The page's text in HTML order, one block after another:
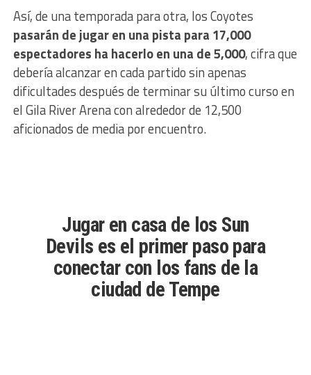
Así, de una temporada para otra, los Coyotes
pasarán de jugar en una pista para 17,000
espectadores ha hacerlo en una de 5,000, cifra que
debería alcanzar en cada partido sin apenas
dificultades después de terminar su último curso en
el Gila River Arena con alrededor de 12,500
aficionados de media por encuentro.
Jugar en casa de los Sun
Devils es el primer paso para
conectar con los fans de la
ciudad de Tempe